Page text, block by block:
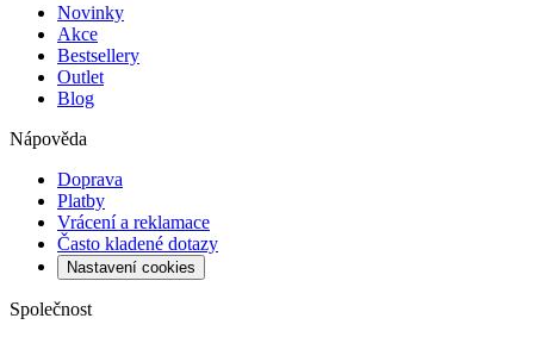
Novinky
Akce
Bestsellery
Outlet
Blog
Nápověda
Doprava
Platby
Vrácení a reklamace
Často kladené dotazy
Nastavení cookies
Společnost